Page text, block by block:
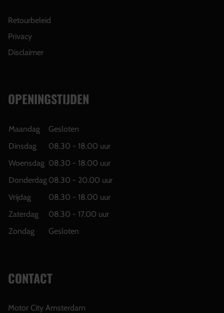
Retourbeleid
Privacy
Disclaimer
OPENINGSTIJDEN
Maandag
Gesloten
Dinsdag
08.30 - 18.00 uur
Woensdag 08.30 - 18.00 uur
Donderdag 08.30 - 20.00 uur
Vrijdag
08.30 - 18.00 uur
Zaterdag
08.30 - 17.00 uur
Zondag
Gesloten
CONTACT
Motor City Amsterdam